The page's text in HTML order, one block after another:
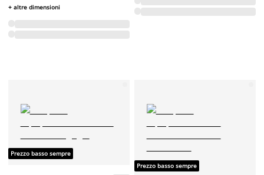
+ altre dimensioni
Prezzo basso sempre
Prezzo basso sempre